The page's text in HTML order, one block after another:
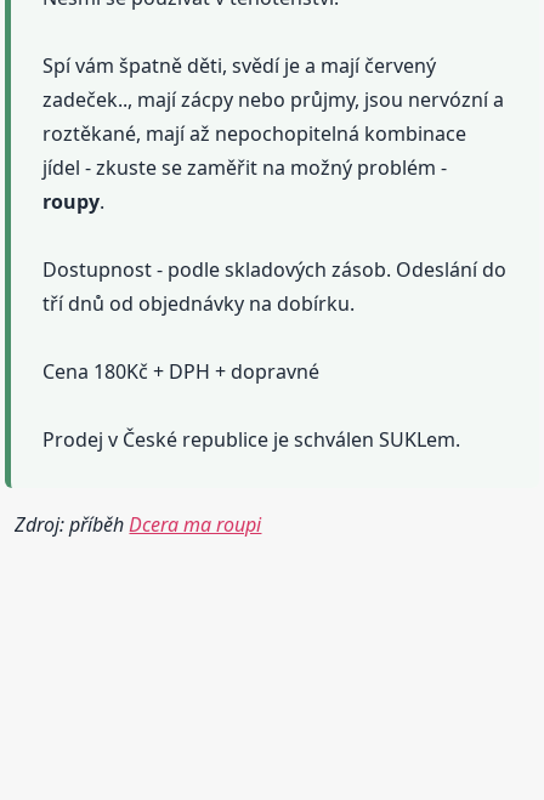
Spí vám špatně děti, svědí je a mají červený
zadeček.., mají zácpy nebo průjmy, jsou nervózní a
roztěkané, mají až nepochopitelná kombinace
jídel - zkuste se zaměřit na možný problém -
roupy.
Dostupnost - podle skladových zásob. Odeslání do
tří dnů od objednávky na dobírku.
Cena 180Kč + DPH + dopravné
Prodej v České republice je schválen SUKLem.
Zdroj: příběhDcera ma roupi